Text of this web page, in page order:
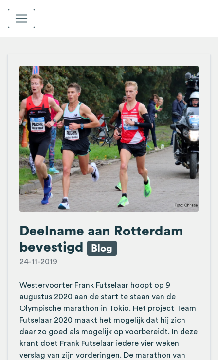
Deelname aan Rotterdam
bevestigd
Blog
24-11-2019
Westervoorter Frank Futselaar hoopt op 9
augustus 2020 aan de start te staan van de
Olympische marathon in Tokio. Het project Team
Futselaar 2020 maakt het mogelijk dat hij zich
daar zo goed als mogelijk op voorbereidt. In deze
krant doet Frank Futselaar iedere vier weken
verslag van zijn vorderingen. De marathon van